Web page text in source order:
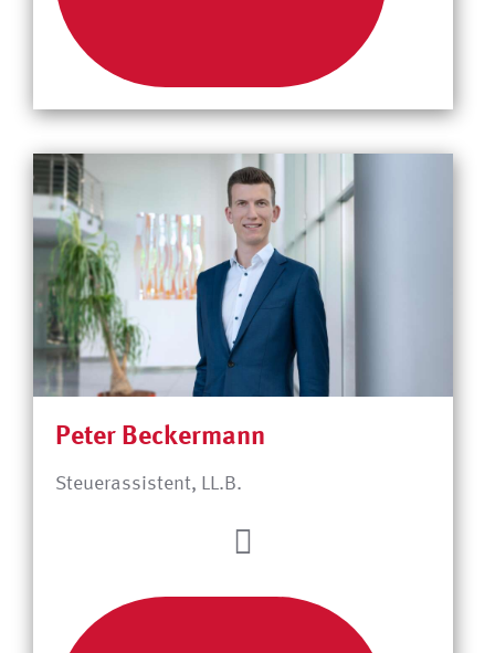
Peter Beckermann
Steuerassistent, LL.B.